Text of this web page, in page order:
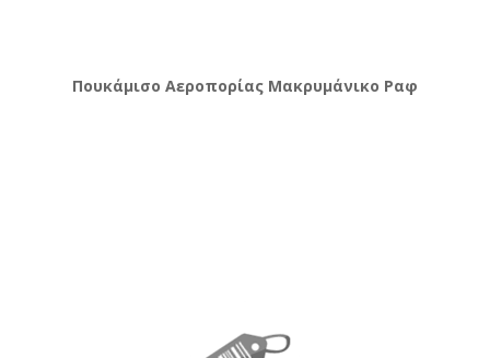
Πουκάμισο Αεροπορίας Μακρυμάνικο Ραφ